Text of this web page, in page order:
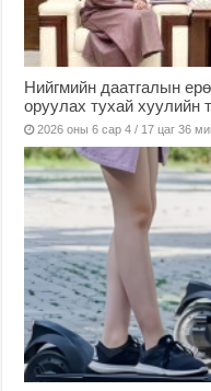
Нийгмийн даатгалын
оруулах тухай хуулийн
2026 оны 6 сар 4 / 17 цаг 36